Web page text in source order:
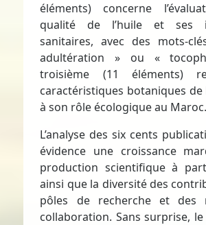
éléments) concerne
qualité de l’huile et ses
sanitaires, avec des mots-
adultération » ou «
troisième (11 éléments)
caractéristiques botaniques de
à son rôle écologique au Maroc.
L’analyse des six cents
évidence une croissance
production scientifique à
ainsi que la diversité des
pôles de recherche et des
collaboration. Sans surprise,